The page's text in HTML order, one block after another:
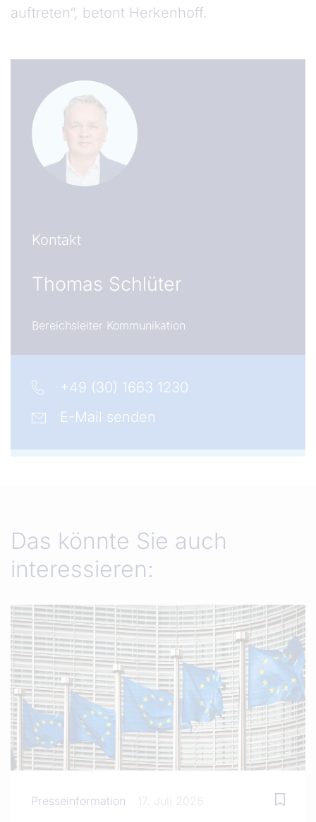
auftreten“, betont Herkenhoff.
Kontakt
Thomas Schlüter
Bereichsleiter Kommunikation
+49 (30) 1663 1230
E-Mail senden
Das könnte Sie auch
interessieren:
Presseinformation 17. Juli 2026